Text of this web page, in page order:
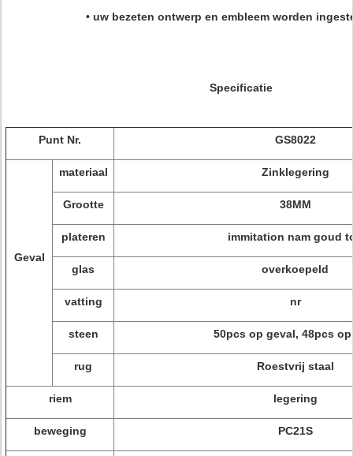
• uw bezeten ontwerp en embleem worden
Specificatie
Punt Nr. GS8022
Geval
materiaal Zinklegering
Grootte 38MM
plateren immitation nam goud
glas overkoepeld
vatting nr
steen 50pcs op geval, 48pcs op
rug Roestvrij staal
riem legering
beweging PC21S